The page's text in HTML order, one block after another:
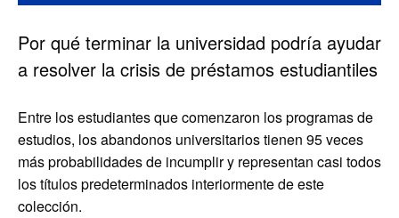
Por qué terminar la universidad podría ayudar
a resolver la crisis de préstamos estudiantiles
Entre los estudiantes que comenzaron los programas de
estudios, los abandonos universitarios tienen 95 veces
más probabilidades de incumplir y representan casi todos
los títulos predeterminados interiormente de este
colección.